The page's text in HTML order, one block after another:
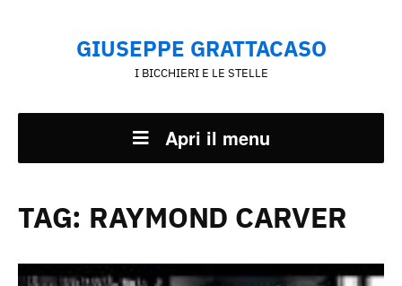
GIUSEPPE GRATTACASO
I BICCHIERI E LE STELLE
Apri il menu
TAG: RAYMOND CARVER